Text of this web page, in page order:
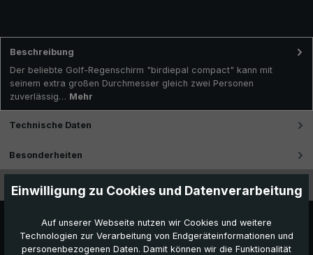
Beschreibung
Der beliebte Golf-Regenschirm "birdiepal compact" kann mit
seinem extra großen Durchmesser gleich zwei Personen
zuverlässig… Mehr
Technische Daten
Besonderheiten
Videos
Einwilligung zu Cookies und Datenverarbeitung
Auf unserer Webseite nutzen wir Cookies und weitere
Technologien zur Verarbeitung von Endgeräteinformationen und
personenbezogenen Daten. Damit können wir die Funktionalität